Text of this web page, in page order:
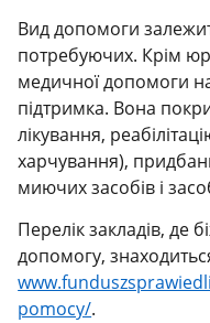
Вид допомоги
потребуючих. Крім
медичної допомоги
підтримка. Вона
лікування,
харчування),
миючих засобів і
Перелік закладів, де
допомогу,
pomocy/.